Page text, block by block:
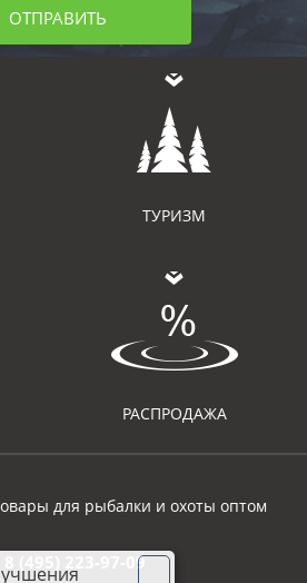
ОТПРАВИТЬ
ТУРИЗМ
РАСПРОДАЖА
для рыбалки и охоты оптом
8 (495) 223-97-09